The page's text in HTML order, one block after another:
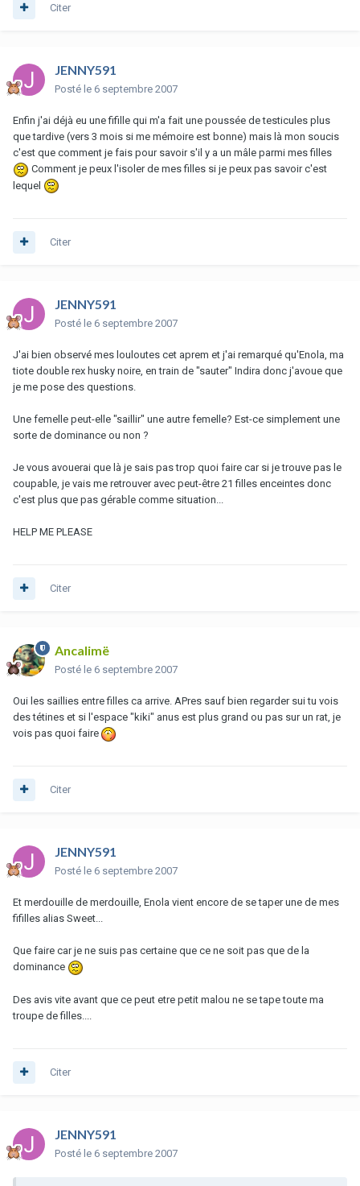
Citer
JENNY591
Posté le 6 septembre 2007
Enfin j'ai déjà eu une fifille qui m'a fait une poussée de testicules plus
que tardive (vers 3 mois si me mémoire est bonne) mais là mon soucis
c'est que comment je fais pour savoir s'il y a un mâle parmi mes filles
Comment je peux l'isoler de mes filles si je peux pas savoir c'est
lequel
Citer
JENNY591
Posté le 6 septembre 2007
J'ai bien observé mes louloutes cet aprem et j'ai remarqué qu'Enola, ma
tiote double rex husky noire, en train de "sauter" Indira donc j'avoue que
je me pose des questions.
Une femelle peut-elle "saillir" une autre femelle? Est-ce simplement une
sorte de dominance ou non ?
Je vous avouerai que là je sais pas trop quoi faire car si je trouve pas le
coupable, je vais me retrouver avec peut-être 21 filles enceintes donc
c'est plus que pas gérable comme situation...
HELP ME PLEASE
Citer
Ancalimë
Posté le 6 septembre 2007
Oui les saillies entre filles ca arrive. APres sauf bien regarder sui tu vois
des tétines et si l'espace "kiki" anus est plus grand ou pas sur un rat, je
vois pas quoi faire
Citer
JENNY591
Posté le 6 septembre 2007
Et merdouille de merdouille, Enola vient encore de se taper une de mes
fifilles alias Sweet...
Que faire car je ne suis pas certaine que ce ne soit pas que de la
dominance
Des avis vite avant que ce peut etre petit malou ne se tape toute ma
troupe de filles....
Citer
JENNY591
Posté le 6 septembre 2007